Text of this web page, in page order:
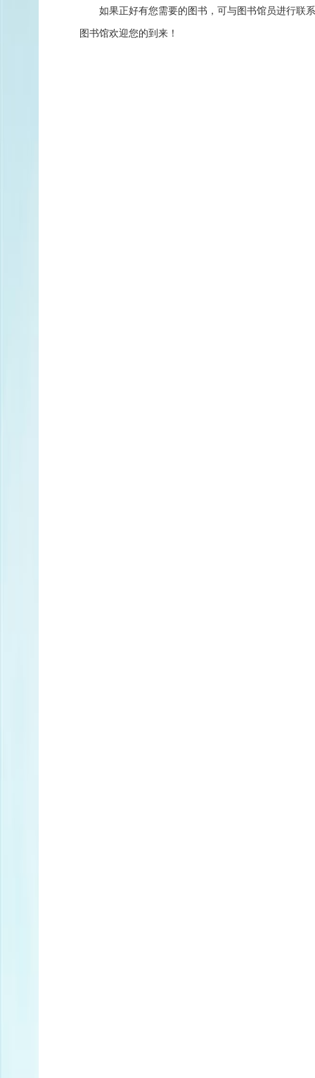
如果正好有您需要的图书，可与图书馆员进行联
图书馆欢迎您的到来！